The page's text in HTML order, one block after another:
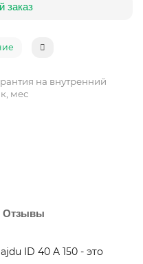
заказ
на внутренний
мес
Отзывы
ID 40 A 150 - это